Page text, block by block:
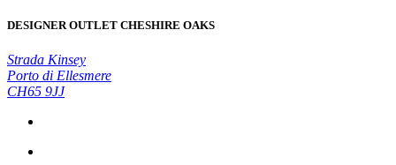
DESIGNER OUTLET CHESHIRE OAKS
Strada Kinsey
Porto di Ellesmere
CH65 9JJ